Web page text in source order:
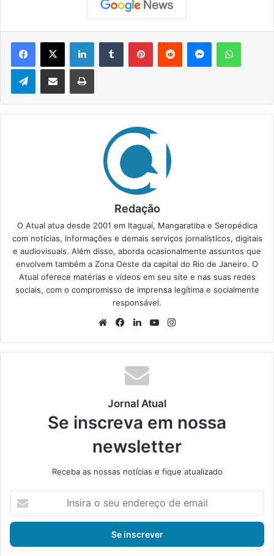
Telegram
Redação
O Atual atua desde 2001 em Itaguaí, Mangaratiba e Seropédica
com notícias, informações e demais serviços jornalísticos, digitais
e audiovisuais. Além disso, aborda ocasionalmente assuntos que
envolvem também a Zona Oeste da capital do Rio de Janeiro. O
Atual oferece matérias e vídeos em seu site e nas suas redes
sociais, com o compromisso de imprensa legítima e socialmente
responsável.
We
te
Fa
bo
ok
Lin
din
Yo
ub
ra
Jornal Atual
Se inscreva em nossa
newsletter
Receba as nossas notícias e fique atualizado
s
r